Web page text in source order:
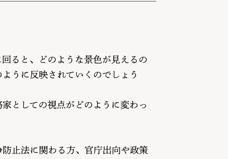
ると、どのような景色が見えるの
うに反映されていくのでしょう
としての視点がどのように変わっ
止法に関わる方、官庁出向や政策